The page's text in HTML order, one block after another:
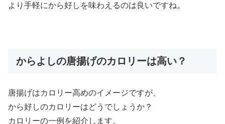
より手軽にから好しを味わえるのは良いですね。
からよしの唐揚げのカロリーは高い？
唐揚げはカロリー高めのイメージですが、
から好しのカロリーはどうでしょうか？
カロリーの一例を紹介します。